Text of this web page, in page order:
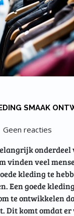
SMAAK
Geen reacties
onderdeel
vinden veel
kleding te
Een goede
te ontwikkelen
Dit komt omdat er